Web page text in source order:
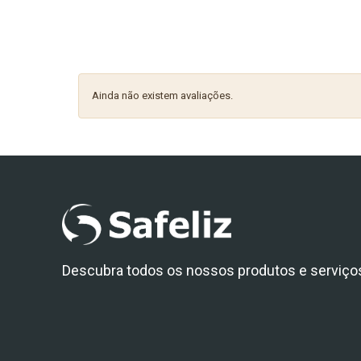
Ainda não existem avaliações.
Descubra todos os nossos produtos e